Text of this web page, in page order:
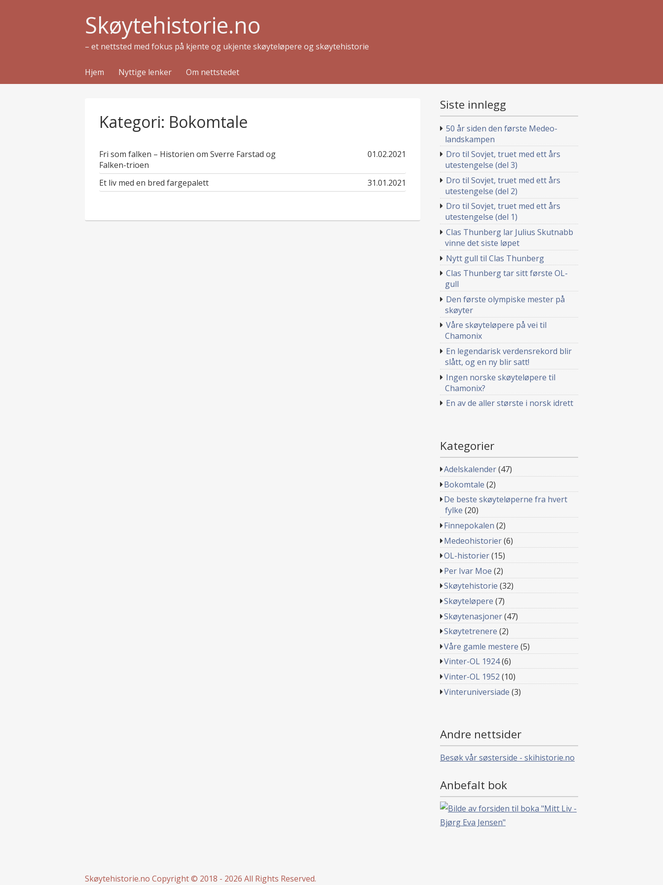
Skøytehistorie.no
– et nettsted med fokus på kjente og ukjente skøyteløpere og skøytehistorie
Hjem Nyttige lenker Om nettstedet
Kategori: Bokomtale
Fri som falken – Historien om Sverre Farstad og
Falken-trioen
published
01.02.2021
Et liv med en bred fargepalett
published
in
31.01.2021
Siste innlegg
50 år siden den første Medeo-
landskampen
Dro til Sovjet, truet med ett års
utestengelse (del 3)
Dro til Sovjet, truet med ett års
utestengelse (del 2)
Dro til Sovjet, truet med ett års
utestengelse (del 1)
Clas Thunberg lar Julius Skutnabb
vinne det siste løpet
Nytt gull til Clas Thunberg
Clas Thunberg tar sitt første OL-
gull
Den første olympiske mester på
skøyter
Våre skøyteløpere på vei til
Chamonix
En legendarisk verdensrekord blir
slått, og en ny blir satt!
Ingen norske skøyteløpere til
Chamonix?
En av de aller største i norsk idrett
Kategorier
Adelskalender(47)
Bokomtale (2)
De beste skøyteløperne fra hvert
fylke (20)
Finnepokalen (2)
Medeohistorier(6)
OL-historier(15)
Per Ivar Moe (2)
Skøytehistorie (32)
Skøyteløpere (7)
Skøytenasjoner(47)
Skøytetrenere (2)
Våre gamle mestere (5)
Vinter-OL 1924(6)
Vinter-OL 1952 (10)
Vinteruniversiade (3)
Andre nettsider
Besøk vår søsterside - skihistorie.no
Anbefalt bok
Skøytehistorie.no Copyright © 2018 - 2026 All Rights Reserved.